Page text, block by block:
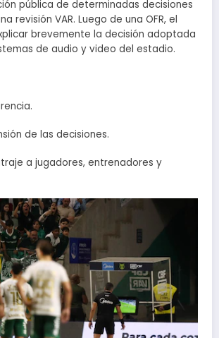
pública de determinadas decisiones
revisión VAR. Luego de una OFR, el
brevemente la decisión adoptada
de audio y video del estadio.
de las decisiones.
a jugadores, entrenadores y